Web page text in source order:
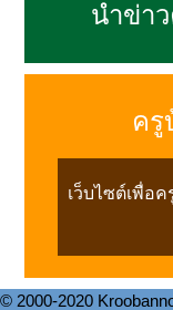
นำข่า
ครู
เว็บไซต์เพื่อ
© 2000-2020